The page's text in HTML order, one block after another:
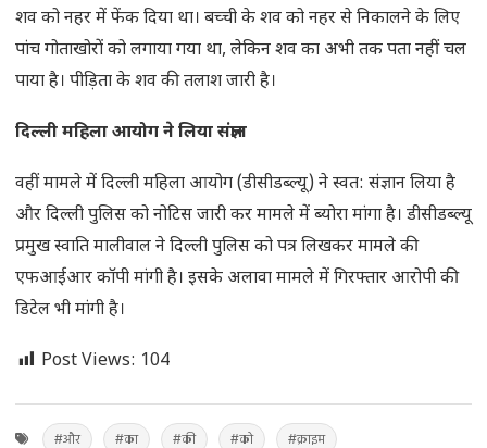
शव को नहर में फेंक दिया था। बच्ची के शव को नहर से निकालने के लिए
पांच गोताखोरों को लगाया गया था, लेकिन शव का अभी तक पता नहीं चल
पाया है। पीड़िता के शव की तलाश जारी है।
दिल्ली महिला आयोग ने लिया संज्ञान
वहीं मामले में दिल्ली महिला आयोग (डीसीडब्ल्यू) ने स्वत: संज्ञान लिया है
और दिल्ली पुलिस को नोटिस जारी कर मामले में ब्योरा मांगा है। डीसीडब्ल्यू
प्रमुख स्वाति मालीवाल ने दिल्ली पुलिस को पत्र लिखकर मामले की
एफआईआर कॉपी मांगी है। इसके अलावा मामले में गिरफ्तार आरोपी की
डिटेल भी मांगी है।
Post Views: 104
#और #का #की #को #क्राइम